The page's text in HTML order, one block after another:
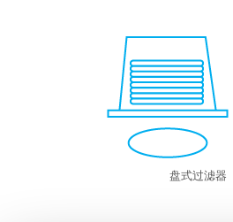
盘式过滤器